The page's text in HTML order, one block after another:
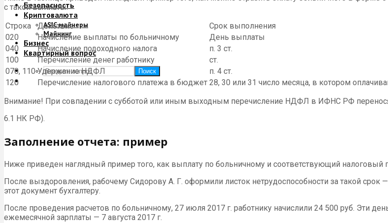
Безопасность
Криптовалюта
ASIC майнеры
Майнинг
Бизнес
Квартирный вопрос
Поиск
с такой выплаты.
Строка
Действие Срок выполнения
020
Начисление выплаты по больничному День выплаты
040
Начисление подоходного налога
п. 3 ст.
100
Перечисление денег работнику
ст.
070, 110 Удержание НДФЛ
п. 4 ст.
120
Перечисление налогового платежа в бюджет 28, 30 или 31 число месяца, в котором
Внимание! При совпадении с субботой или иным выходным перечисление НДФЛ в ИФНС РФ
6.1 НК РФ).
Заполнение отчета: пример
Ниже приведен наглядный пример того, как выплату по больничному и соответствующий
После выздоровления, рабочему Сидорову А. Г. оформили листок нетрудоспособности за такой
этот документ бухгалтеру.
После проведения расчетов по больничному, 27 июля 2017 г. работнику начислили 24 500 руб. Эти
ежемесячной зарплаты — 7 августа 2017 г.